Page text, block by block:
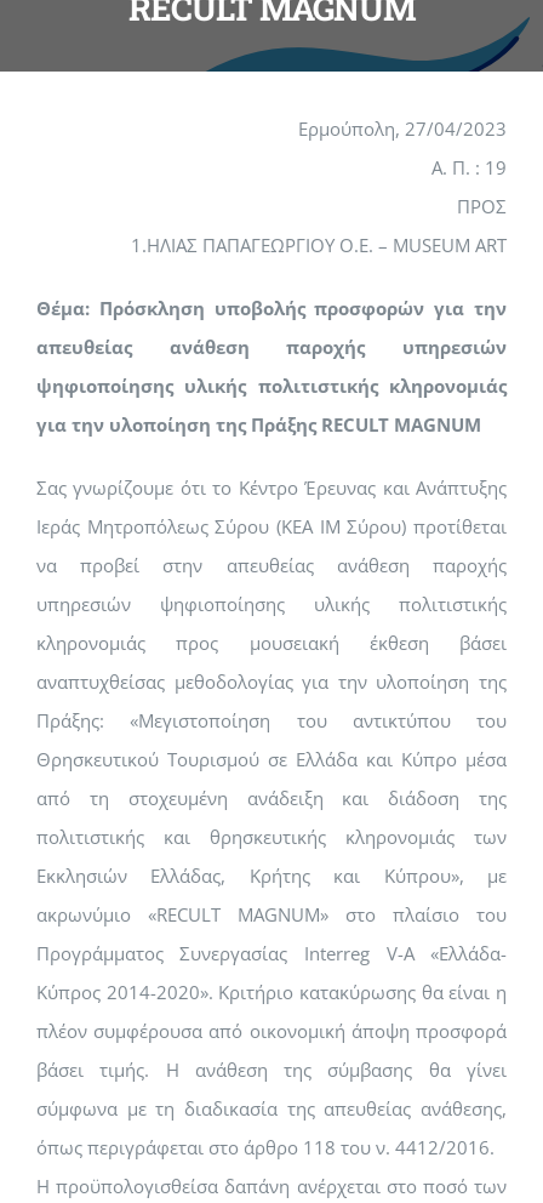
Ερμούπολη, 27/04/2023
Α. Π. : 19
ΠΡΟΣ
1.ΗΛΙΑΣ ΠΑΠΑΓΕΩΡΓΙΟΥ Ο.Ε. – MUSEUM ART
Θέμα: Πρόσκληση υποβολής προσφορών για την
απευθείας ανάθεση παροχής υπηρεσιών
ψηφιοποίησης υλικής πολιτιστικής κληρονομιάς
για την υλοποίηση της Πράξης RECULT MAGNUM
Σας γνωρίζουμε ότι το Κέντρο Έρευνας και Ανάπτυξης
Ιεράς Μητροπόλεως Σύρου (ΚΕΑ ΙΜ Σύρου) προτίθεται
να προβεί στην απευθείας ανάθεση παροχής
υπηρεσιών ψηφιοποίησης υλικής πολιτιστικής
κληρονομιάς προς μουσειακή έκθεση βάσει
αναπτυχθείσας μεθοδολογίας για την υλοποίηση της
Πράξης: «Μεγιστοποίηση του αντικτύπου του
Θρησκευτικού Τουρισμού σε Ελλάδα και Κύπρο μέσα
από τη στοχευμένη ανάδειξη και διάδοση της
πολιτιστικής και θρησκευτικής κληρονομιάς των
Εκκλησιών Ελλάδας, Κρήτης και Κύπρου», με
ακρωνύμιο «RECULT MAGNUM» στο πλαίσιο του
Προγράμματος Συνεργασίας Interreg V-A «Ελλάδα-
Κύπρος 2014-2020». Κριτήριο κατακύρωσης θα είναι η
πλέον συμφέρουσα από οικονομική άποψη προσφορά
βάσει τιμής. Η ανάθεση της σύμβασης θα γίνει
σύμφωνα με τη διαδικασία της απευθείας ανάθεσης,
όπως περιγράφεται στο άρθρο 118 του ν. 4412/2016.
Η προϋπολογισθείσα δαπάνη ανέρχεται στο ποσό των